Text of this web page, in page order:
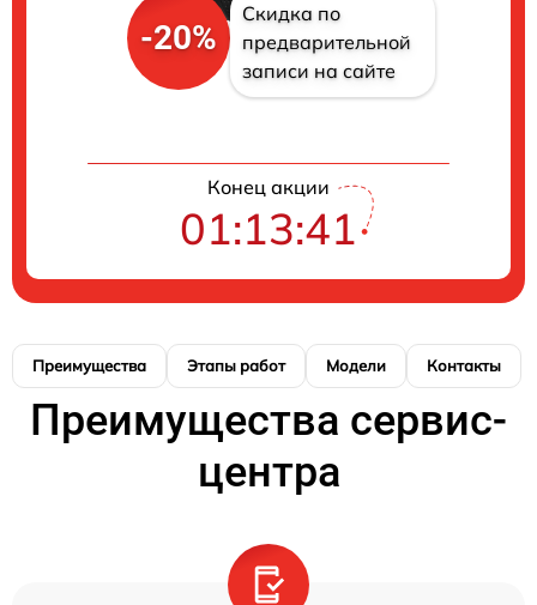
-20%
Скидка по
предварительной
записи на сайте
Конец акции
01:13:40
Преимущества Этапы работ Модели Контакты
Преимущества сервис-
центра